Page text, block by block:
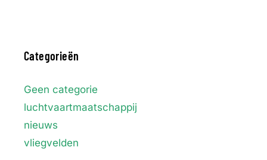
Categorieën
Geen categorie
luchtvaartmaatschappij
nieuws
vliegvelden